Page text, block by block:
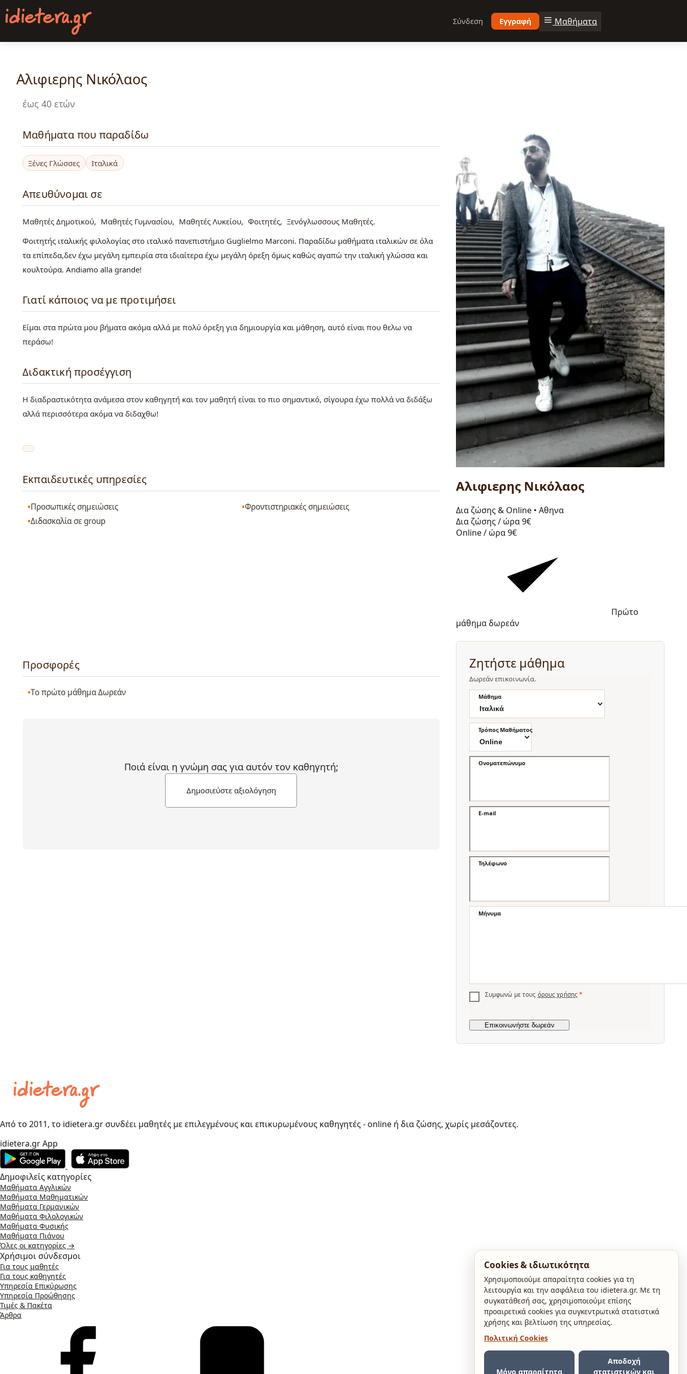
Παράκαμψη
προς
κυρίως
Σύνδεση Εγγραφή Μαθήματα
Αλιφιερης Νικόλαος
έως 40 ετών
Μαθήματα που παραδίδω
Ξένες Γλώσσες Ιταλικά
Απευθύνομαι σε
Μαθητές Δημοτικού Μαθητές Γυμνασίου Μαθητές Λυκείου Φοιτητές
Ξενόγλωσσους Μαθητές
Φοιτητής ιταλικής φιλολογίας στο ιταλικό πανεπιστήμιο Guglielmo Marconi. Παραδίδω μαθήματα ιταλικών σε όλα
τα επίπεδα,δεν έχω μεγάλη εμπειρία στα ιδιαίτερα έχω μεγάλη όρεξη όμως καθώς αγαπώ την ιταλική γλώσσα και
κουλτούρα. Andiamo alla grande!
Γιατί κάποιος να με προτιμήσει
Είμαι στα πρώτα μου βήματα ακόμα αλλά με πολύ όρεξη για δημιουργία και μάθηση, αυτό είναι που θελω να
περάσω!
Διδακτική προσέγγιση
Η διαδραστικότητα ανάμεσα στον καθηγητή και τον μαθητή είναι το πιο σημαντικό, σίγουρα έχω πολλά να διδάξω
αλλά περισσότερα ακόμα να διδαχθω!
Εκπαιδευτικές υπηρεσίες
Προσωπικές σημειώσεις
Φροντιστηριακές σημειώσεις
Διδασκαλία σε group
Προσφορές
Το πρώτο μάθημα Δωρεάν
Ποιά είναι η γνώμη σας για αυτόν τον καθηγητή;
Δημοσιεύστε αξιολόγηση
Αλιφιερης Νικόλαος
Δια ζώσης & Online • Αθηνα
Δια ζώσης / ώρα9€
Online / ώρα9€
Πρώτο
μάθημα δωρεάν
Ζητήστε μάθημα
Δωρεάν επικοινωνία.
Μάθημα
Τρόπος Μαθήματος
Ονοματεπώνυμο
E-mail
Τηλέφωνο
Μήνυμα
Συμφωνώ με τους όρους χρήσης *
Από το 2011, το idietera.gr συνδέει μαθητές με επιλεγμένους και επικυρωμένους καθηγητές - online ή δια ζώσης, χωρίς μεσάζοντες.
idietera.gr App
Δημοφιλείς κατηγορίες
Μαθήματα Αγγλικών
Μαθήματα Μαθηματικών
Μαθήματα Γερμανικών
Μαθήματα Φιλολογικών
Μαθήματα Φυσικής
Μαθήματα Πιάνου
Όλες οι κατηγορίες →
Χρήσιμοι σύνδεσμοι
Για τους μαθητές
Για τους καθηγητές
Υπηρεσία Επικύρωσης
Υπηρεσία Προώθησης
Τιμές & Πακέτα
Άρθρα
Cookies & ιδιωτικότητα
Χρησιμοποιούμε απαραίτητα cookies για τη
λειτουργία και την ασφάλεια του idietera.gr. Με τη
συγκατάθεσή σας, χρησιμοποιούμε επίσης
προαιρετικά cookies για συγκεντρωτικά στατιστικά
χρήσης και βελτίωση της υπηρεσίας.
Πολιτική Cookies
Μόνο απαραίτητα
Αποδοχή
στατιστικών και